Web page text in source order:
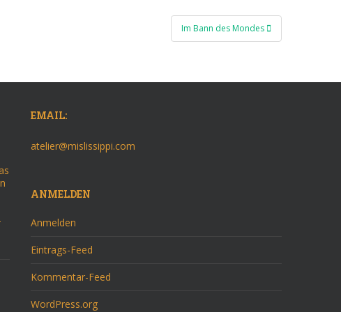
Im Bann des Mondes
EMAIL:
atelier@mislissippi.com
ANMELDEN
Anmelden
Eintrags-Feed
Kommentar-Feed
WordPress.org